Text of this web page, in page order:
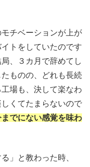
チベーションが上が
トをしていたのです
、３カ月で辞めてし
ものの、どれも長続
場も、決して楽なわ
くてたまらないので
までにない感覚を味わ
」と教わった時、